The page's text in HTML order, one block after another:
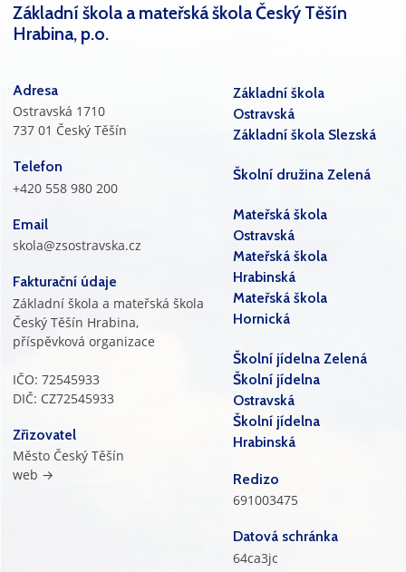
Základní škola a mateřská škola Český Těšín
Hrabina, p.o.
Adresa
Ostravská 1710
737 01 Český Těšín
Telefon
+420 558 980 200
Email
skola@zsostravska.cz
Fakturační údaje
Základní škola a mateřská škola
Český Těšín Hrabina,
příspěvková organizace
IČO: 72545933
DIČ: CZ72545933
Zřizovatel
Město Český Těšín
web →
Základní škola
Ostravská
Základní škola Slezská
Školní družina Zelená
Mateřská škola
Ostravská
Mateřská škola
Hrabinská
Mateřská škola
Hornická
Školní jídelna Zelená
Školní jídelna
Ostravská
Školní jídelna
Hrabinská
Redizo
691003475
Datová schránka
64ca3jc